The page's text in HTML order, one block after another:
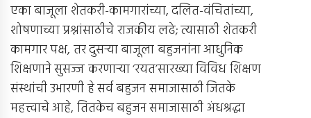
एका बाजूला शेतकरी-कामगारांच्या, दलित-वंचितांच्या,
शोषणाच्या प्रश्नांसाठीचे राजकीय लढे; त्यासाठी शेतकरी
कामगार पक्ष, तर दुसर्‍या बाजूला बहुजनांना आधुनिक
शिक्षणाने सुसज्ज करणार्‍या ‘रयत’सारख्या विविध शिक्षण
संस्थांची उभारणी हे सर्व बहुजन समाजासाठी जितके
महत्त्वाचे आहे, तितकेच बहुजन समाजासाठी अंधश्रद्धा